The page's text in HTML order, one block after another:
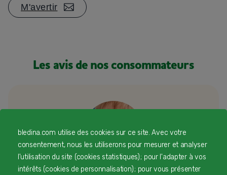
M'avertir
Les avis de nos consommateurs
bledina.com utilise des cookies sur ce site. Avec votre
consentement, nous les utiliserons pour mesurer et analyser
l'utilisation du site (cookies statistiques) ; pour l'adapter à vos
intérêts (cookies de personnalisation) ; pour vous présenter